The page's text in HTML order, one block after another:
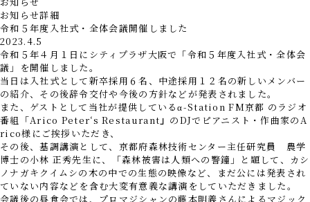
お知らせ詳細
令和５年度入社式・全体会議開催しました
2023.4.5
令和５年４月１日にシティプラザ大阪で「令和５年度入社式・全体会
議」を開催しました。
当日は入社式として新卒採用６名、中途採用１２名の新しいメンバー
の紹介、その後辞令交付や今後の方針などが発表されました。
また、ゲストとして当社が提供しているα-Station FM京都 のラジオ
番組「Arico Peter‘s Restaurant」 のDJでピアニスト・作曲家のA
rico様にご挨拶いただき、
その後、基調講演として、京都府森林技術センター主任研究員 農学
博士の小林 正秀先生に、「森林被害は人類への警鐘」と題して、カシ
ノナガキクイムシの木の中での生態の映像など、まだ公には発表され
ていない内容などを含む大変有意義な講演をしていただきました。
会議後の昼食会では、プロマジシャンの藤本明義さんによるマジック